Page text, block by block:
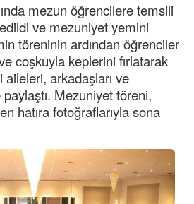
mezun öğrencilere temsili
ve mezuniyet yemini
töreninin ardından öğrenciler
coşkuyla keplerini fırlatarak
arkadaşları ve
Mezuniyet töreni,
hatıra fotoğraflarıyla sona